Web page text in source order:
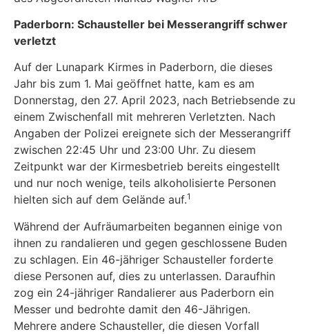
Paderborn: Schausteller bei Messerangriff schwer
verletzt
Auf der Lunapark Kirmes in Paderborn, die dieses
Jahr bis zum 1. Mai geöffnet hatte, kam es am
Donnerstag, den 27. April 2023, nach Betriebsende zu
einem Zwischenfall mit mehreren Verletzten. Nach
Angaben der Polizei ereignete sich der Messerangriff
zwischen 22:45 Uhr und 23:00 Uhr. Zu diesem
Zeitpunkt war der Kirmesbetrieb bereits eingestellt
und nur noch wenige, teils alkoholisierte Personen
hielten sich auf dem Gelände auf.1
Während der Aufräumarbeiten begannen einige von
ihnen zu randalieren und gegen geschlossene Buden
zu schlagen. Ein 46-jähriger Schausteller forderte
diese Personen auf, dies zu unterlassen. Daraufhin
zog ein 24-jähriger Randalierer aus Paderborn ein
Messer und bedrohte damit den 46-Jährigen.
Mehrere andere Schausteller, die diesen Vorfall